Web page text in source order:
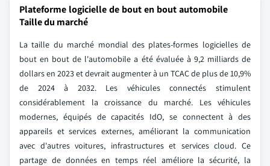
Plateforme logicielle de bout en bout automobile
Taille du marché
La taille du marché mondial des plates-formes logicielles de
bout en bout de l'automobile a été évaluée à 9,2 milliards de
dollars en 2023 et devrait augmenter à un TCAC de plus de 10,9%
de 2024 à 2032. Les véhicules connectés stimulent
considérablement la croissance du marché. Les véhicules
modernes, équipés de capacités IdO, se connectent à des
appareils et services externes, améliorant la communication
avec d'autres voitures, infrastructures et services cloud. Ce
partage de données en temps réel améliore la sécurité, la